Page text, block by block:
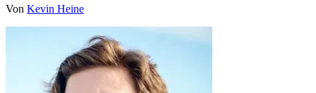
Von Kevin Heine